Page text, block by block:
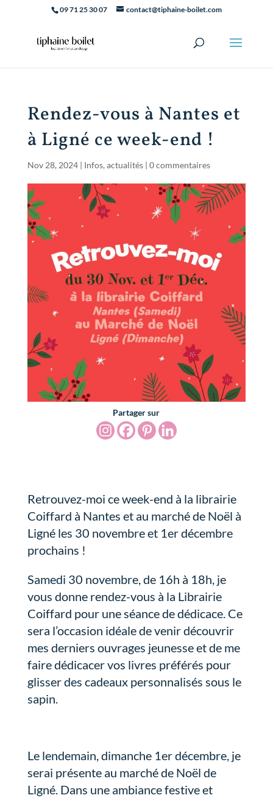
09 71 25 30 07 contact@tiphaine-boilet.com
Rendez-vous à Nantes et
à Ligné ce week-end !
Nov 28, 2024| Infos, actualités| 0 commentaires
Partager sur
Retrouvez-moi ce week-end à la librairie
Coiffard à Nantes et au marché de Noël à
Ligné les 30 novembre et 1er décembre
prochains !
Samedi 30 novembre, de 16h à 18h, je
vous donne rendez-vous à la Librairie
Coiffard pour une séance de dédicace. Ce
sera l’occasion idéale de venir découvrir
mes derniers ouvrages jeunesse et de me
faire dédicacer vos livres préférés pour
glisser des cadeaux personnalisés sous le
sapin.
Le lendemain, dimanche 1er décembre, je
serai présente au marché de Noël de
Ligné. Dans une ambiance festive et